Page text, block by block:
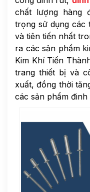
chất lượng hàng
trọng sử dụng các
và tiên tiến nhất
ra các sản phẩm
Kim Khí Tiến
trang thiết bị và
xuất, đồng thời
các sản phẩm